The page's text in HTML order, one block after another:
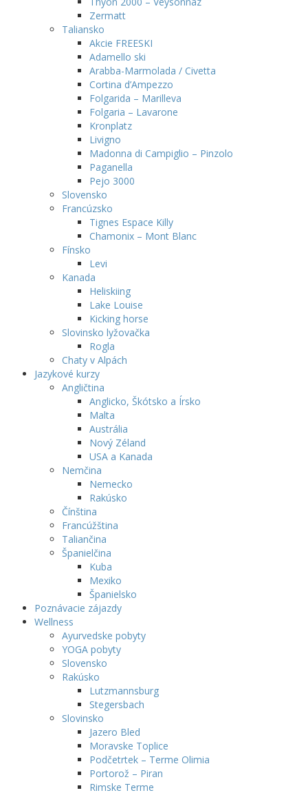
Zermatt
Taliansko
Akcie FREESKI
Adamello ski
Arabba-Marmolada / Civetta
Cortina d’Ampezzo
Folgarida – Marilleva
Folgaria – Lavarone
Kronplatz
Livigno
Madonna di Campiglio – Pinzolo
Paganella
Pejo 3000
Slovensko
Francúzsko
Tignes Espace Killy
Chamonix – Mont Blanc
Fínsko
Levi
Kanada
Heliskiing
Lake Louise
Kicking horse
Slovinsko lyžovačka
Rogla
Chaty v Alpách
Jazykové kurzy
Angličtina
Anglicko, Škótsko a Írsko
Malta
Austrália
Nový Zéland
USA a Kanada
Nemčina
Nemecko
Rakúsko
Čínština
Francúžština
Taliančina
Španielčina
Kuba
Mexiko
Španielsko
Poznávacie zájazdy
Wellness
Ayurvedske pobyty
YOGA pobyty
Slovensko
Rakúsko
Lutzmannsburg
Stegersbach
Slovinsko
Jazero Bled
Moravske Toplice
Podčetrtek – Terme Olimia
Portorož – Piran
Rimske Terme